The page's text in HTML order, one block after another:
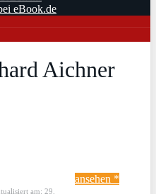
eBook.de
Aichner
am: 29.
ansehen *